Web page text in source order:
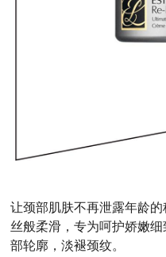
让颈部肌肤不再泄露年龄
丝般柔滑，专为呵护娇嫩
部轮廓，淡褪颈纹。